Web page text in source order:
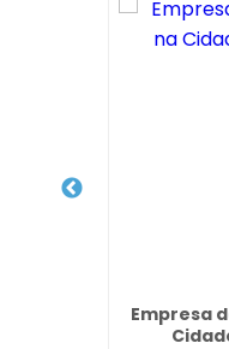
Empresa